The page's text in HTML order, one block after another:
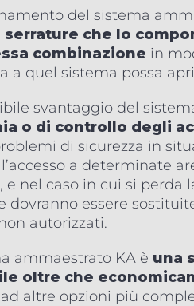
del sistema
che lo
combinazione in
a quel sistema possa
svantaggio del
o di controllo degli
di sicurezza in
a determinate
e nel caso in cui si perda
dovranno essere
autorizzati.
ammaestrato KA è una
oltre che
altre opzioni più